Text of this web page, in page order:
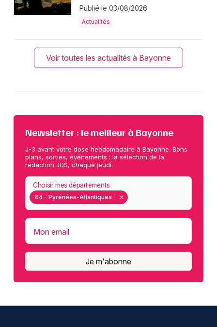
Publié le 03/08/2026
Actualités
Voir toutes les actualités à Bayonne
Newsletter : le meilleur à Bayonne
J-3 avant votre dose hebdomadaire à Bayonne. Bons
plans, sorties, événements : la sélection de la
rédaction JDS, chaque jeudi.
64 - Pyrénées-Atlantiques
Choisir mes départements
Mon email
Je m'abonne